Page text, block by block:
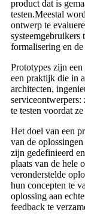
product dat is
testen.Meestal
ontwerp te
systeemgebruikers
formalisering en
Prototypes zijn
een praktijk die in
architecten,
serviceontwerpers:
te testen voordat
Het doel van een
van de
zijn gedefinieerd
plaats van de hele
veronderstelde
hun concepten te
oplossing aan
feedback te